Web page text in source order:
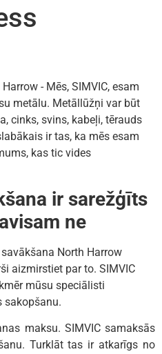
- Mēs, SIMVIC, esam
metālu. Metāllūžņi var būt
cinks, svins, kabeļi, tērauds
ir tas, ka mēs esam
kas tic vides
ir sarežģīts
ne
North Harrow
aizmirstiet par to. SIMVIC
mūsu speciālisti
sakopšanu.
maksu. SIMVIC samaksās
Turklāt tas ir atkarīgs no